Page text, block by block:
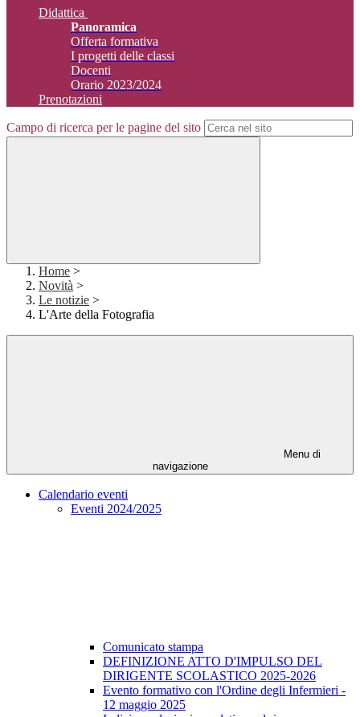
Didattica
Panoramica
Offerta formativa
I progetti delle classi
Docenti
Orario 2023/2024
Prenotazioni
Campo di ricerca per le pagine del sito
Home >
Novità >
Le notizie >
L'Arte della Fotografia
Menu di
navigazione
Calendario eventi
Eventi 2024/2025
Comunicato stampa
DEFINIZIONE ATTO D'IMPULSO DEL
DIRIGENTE SCOLASTICO 2025-2026
Evento formativo con l'Ordine degli Infermieri -
12 maggio 2025